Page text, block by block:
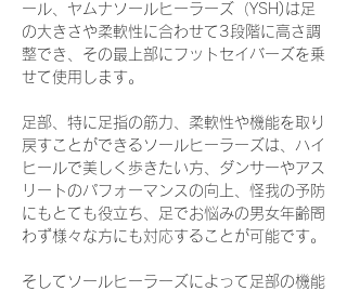
ール、ヤムナソールヒーラーズ（YSH)は足
の大きさや柔軟性に合わせて3段階に高さ調
整でき、その最上部にフットセイバーズを乗
せて使用します。
足部、特に足指の筋力、柔軟性や機能を取り
戻すことができるソールヒーラーズは、ハイ
ヒールで美しく歩きたい方、ダンサーやアス
リートのパフォーマンスの向上、怪我の予防
にもとても役立ち、足でお悩みの男女年齢問
わず様々な方にも対応することが可能です。
そしてソールヒーラーズによって足部の機能